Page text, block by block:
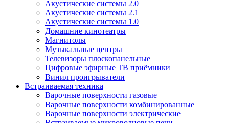
Акустические системы 2.0
Акустические системы 2.1
Акустические системы 1.0
Домашние кинотеатры
Магнитолы
Музыкальные центры
Телевизоры плоскопанельные
Цифровые эфирные ТВ приёмники
Винил проигрыватели
Встраиваемая техника
Варочные поверхности газовые
Варочные поверхности комбинированные
Варочные поверхности электрические